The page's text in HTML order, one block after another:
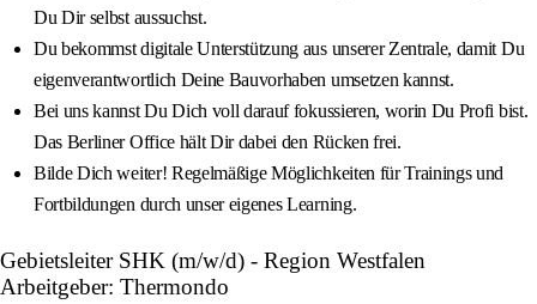
Du Dir selbst aussuchst.
Du bekommst digitale Unterstützung aus unserer Zentrale, damit Du
eigenverantwortlich Deine Bauvorhaben umsetzen kannst.
Bei uns kannst Du Dich voll darauf fokussieren, worin Du Profi bist.
Das Berliner Office hält Dir dabei den Rücken frei.
Bilde Dich weiter! Regelmäßige Möglichkeiten für Trainings und
Fortbildungen durch unser eigenes Learning.
Gebietsleiter SHK (m/w/d) - Region Westfalen
Arbeitgeber: Thermondo